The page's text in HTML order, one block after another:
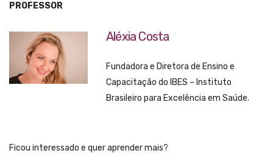
PROFESSOR
Aléxia Costa
Fundadora e Diretora de Ensino e
Capacitação do IBES – Instituto
Brasileiro para Excelência em Saúde.
Ficou interessado e quer aprender mais?